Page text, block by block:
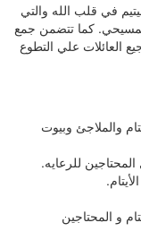
في قلب الله والتي
كما تتضمن جمع
العائلات علي التطوع
والملاجئ وبيوت
للرعايه.
و المحتاجين